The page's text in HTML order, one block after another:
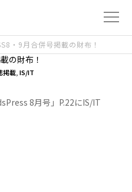
・9月合併号掲載の財布！
の財布！
掲載, IS/IT
8月号」P.22にIS/IT